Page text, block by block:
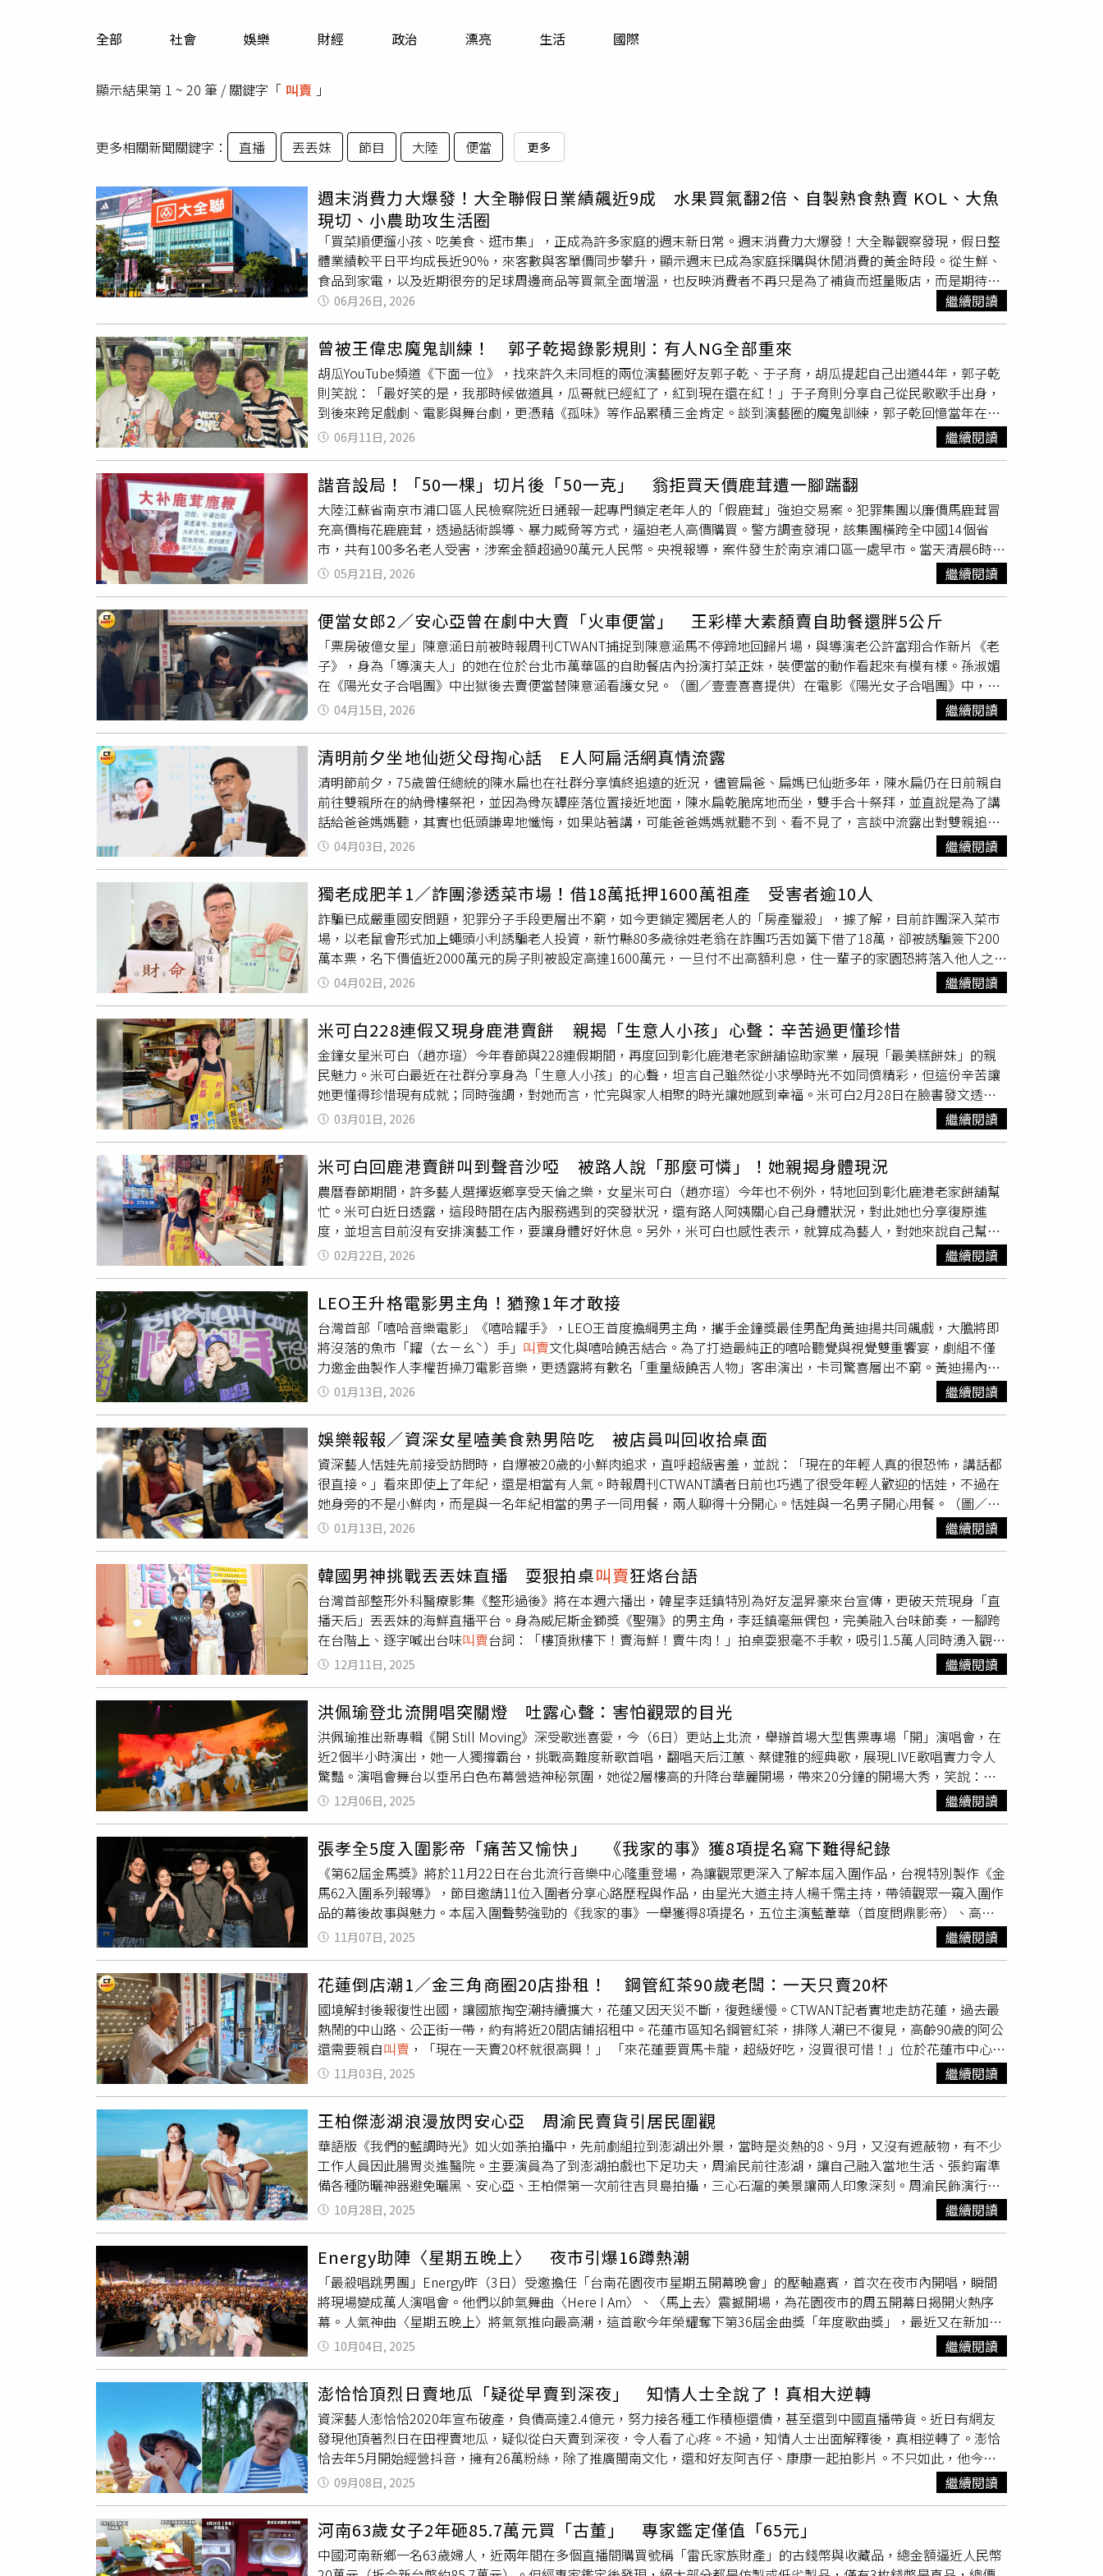
運勢
全部 社會 娛樂 財經 政治 漂亮 生活 國際
顯示結果第 1 ~ 20 筆 / 關鍵字「 叫賣 」
更多相關新聞關鍵字： 直播 丟丟妹 節目 大陸 便當 更多
週末消費力大爆發！大全聯假日業績飆近9成 水果買氣翻2倍、自製熟食熱賣 KOL、大魚
現切、小農助攻生活圈
「買菜順便遛小孩、吃美食、逛市集」，正成為許多家庭的週末新日常。週末消費力大爆發！大全聯觀察發現，假日整
體業績較平日平均成長近90%，來客數與客單價同步攀升，顯示週末已成為家庭採購與休閒消費的黃金時段。從生鮮、
食品到家電，以及近期很夯的足球周邊商品等買氣全面增溫，也反映消費者不再只是為了補貨而逛量販店，而是期待一
次滿足採買、美食、休閒與親子同樂等多元需求，帶動量販通路逐漸轉型成為家庭週末生活聚點。為滿足消費者對週末
休閒體驗的需求，大全聯內湖店本週末（6/27）特別規劃一系列豐富活動，邀請超人氣KOL擔任一日店長，並集結小農
市集、人氣品牌試吃試飲、鮪魚現切秀及手作DIY課程等內容，打造「好吃、好逛、好玩」的一站式體驗，讓民眾採買之
餘，也能與家人共享充滿樂趣的假日時光！人氣髮品「Hair Recipe髮的食譜」將在6.27下午2點大全聯內湖店2樓舉辦
「一日店長」見面會，邀請超人氣KOL「小昕甘」夫妻親臨現場。（圖片提供／全聯)粉絲快來朝聖！KOL「小昕甘」夫
妻6/27現身大全聯內湖店夏天不只替冰箱補貨，也是個人清潔與美髮保養品的採購旺季；大全聯觀察發現，近年消費者
對功能性、香氛及美容保養訴求產品接受度持續提升，帶動洗髮精、護髮品及個人清潔用品買氣成長。看好週末採購
潮，人氣髮品「Hair Recipe髮的食譜」特別推出系列優惠活動，並將在6/27下午2點大全聯內湖店2樓舉辦「一日店長」
見面會，邀請超人氣KOL「小昕甘」夫妻親臨現場，分享夏季秀髮保養秘訣與日常養護心得。活動當天除了能近距離與
偶像互動交流，還有機會獲得品牌限定好禮及拍立得合影，讓消費者在補貨之餘，也能把滿滿驚喜與美好回憶一起帶回
家。大全聯「Hair Recipe髮的食譜」多款人氣洗髮露同步優惠，79前特價329元，任選2件再折50元，輕鬆入手沙龍級
養護體驗。（圖片提供／全聯)囤貨就趁這波！「Hair Recipe髮的食譜」同步祭出超值優惠，旗下明星商品包含油性頭皮
愛用的「無花果白茶洗髮露」、打造自然水潤蓬鬆感的「柚子清茶洗髮露」、脆弱頭皮細軟髮首選「薑根清茶洗髮
露」，以及主打滋養修護的「玫瑰蜜香茶洗髮露」。系列四款洗髮露及潤髮乳在大全聯補貨最划算，7/9前特價329元，
單筆滿2件再折50元，換算下來單瓶只要304元。同時，7/9前購買「Hair Recipe髮的食譜」任一件，加購飲料、冰品現
折10元，加購蘋果現折30元，讓消費者用最親民價格享受沙龍級養護體驗。大全聯內湖店6.27推出生鮮互動活動，1樓
自上午11點至晚間7點舉辦小農市集，集結全台小農直送新鮮蔬果與特色農產。（圖片提供／全聯)水果買氣飆2倍 大魚
現切、小農市集吸人氣除了日用品，週末更是家庭採購生鮮食材的重要時段，大全聯觀察發現，水果、蔬菜、鮮魚及精
肉等生鮮品類在假日皆展現強勁成長力道，其中水果類假日業績達平日的2倍以上，成為最受歡迎的生鮮品項；蔬菜、
鮮魚及精肉買氣同步升溫，尤其量販通路特有的大包裝規格與一次購足優勢，更符合現代家庭週末集中採買需求。其中
精肉區大推商品因具備「吃多少拿多少」的選購特色，以及方便料理的優勢，成為不少消費者週末加菜的熱門選擇。看
準消費者對生鮮品質與採購體驗的重視，大全聯內湖店6/27特別規劃一系列生鮮互動活動。1樓自上午11點至晚間7點推
出小農市集，集結來自全台各地的小農蔬果及特色農產品，讓民眾能直接選購產地直送的新鮮食材；3樓生鮮區則安排
智利富士蘋果、台灣玉米筍及本草豬附皮五花肉塊等人氣商品試吃與優惠，讓消費者一次品嘗最新鮮的當季美味。此
外，下午2點3樓水產區更將上演吸睛的「大魚切割秀」，由專業師傅現場分切重達60斤的大鮪魚，近距離展現職人級刀
工與鮮魚處理技術。切割完成後還將接續進行限時喊拍叫賣，以超值價格推出當日現切鮮魚，不僅重現傳統魚市場熱鬧
氛圍，也讓消費者感受從產地到餐桌最直接、最新鮮的海味體驗！烤雞週末熱銷 熟食、烘焙、試吃成最強集客王除了生
鮮採購需求旺盛外，假日「外食替代」趨勢同樣帶動熟食與烘焙商品買氣攀升，量販自製熟食成為最強集客利器，其中
「紐奧良烤雞」穩居熟食人氣王，味噌燒肉、港式燒烤大雞腿、滷豬腳片及炸雞歡樂桶同樣深受消費者喜愛；自製烘焙
則以綜合甜麵包、葡式蛋塔、巴西燒烤麻糬、韓國麵包及家庭號長起酥蛋糕等商品最受青睞。配合週末消費熱潮，大全
聯內湖店3樓賣場6/27同步安排飲品、乳品、咖啡、葡萄酒、冷凍食品及冰品等多元試吃試飲活動，讓民眾邊逛邊吃、
體驗人氣商品魅力，也進一步感受量販通路「一次購足、立即享受」的消費體驗。大全聯內湖店6.27推出「蜂蠟造型香
氛蠟燭DIY」，上午11點至晚間6點開放報名，當日消費滿300元即可免費參加。（圖為過往活動紀錄，實際內容依現場
為準）（圖片提供／全聯)足球挑戰、手作DIY登場 親子週末放電新去處好吃、好買、好逛、更要好玩！搭上足球熱潮，
6/27大全聯內湖店2樓入口特別設置「足球爭霸戰」，民眾憑當日消費滿500元發票即可參加挑戰，有機會獲得大推好禮
（詳細活動辦法及參與資格請依現場公告內容為準），邀請大小朋友一起感受運動樂趣。喜愛手作體驗的消費者則不能
錯過人氣DIY課程，充滿香氣與儀式感的「蜂蠟造型香氛蠟燭DIY」，從揉塑造型到完成專屬作品，每個步驟都充滿創作
樂趣。6/27上午11點至晚間6點於1樓開放報名，當日消費滿300元還可免費參加，無論親子同樂、好友相約或個人體驗
都相當適合！大全聯持續深化社區型經營模式，除了提供豐富商品與餐飲選擇外，也透過小農市集、品牌體驗、手作課
程及各式主題活動，打造兼具購物、休閒與互動功能的社區生活中心，讓消費者每個週末都能在賣場找到屬於自己的生
活樂趣，也進一步帶動週末消費商機持續成長！
06月26日, 2026 繼續閱讀
曾被王偉忠魔鬼訓練！ 郭子乾揭錄影規則：有人NG全部重來
胡瓜YouTube頻道《下面一位》，找來許久未同框的兩位演藝圈好友郭子乾、于子育，胡瓜提起自己出道44年，郭子乾
則笑說：「最好笑的是，我那時候做道具，瓜哥就已經紅了，紅到現在還在紅！」于子育則分享自己從民歌歌手出身，
到後來跨足戲劇、電影與舞台劇，更憑藉《孤味》等作品累積三金肯定。談到演藝圈的魔鬼訓練，郭子乾回憶當年在王
偉忠麾下磨練的日子，只有一個鏡頭錄影，只要有人NG，全員重來。他笑說：「最好笑的是前面四個都演完，最後一個
NG，全部重來。」高壓環境下，也培養出如今深厚的表演底子。于子育也坦言，20年前演出《住左邊住右邊》時，自
己根本是NG王，甚至後來養成習慣，一出錯就先說對不起，結果有次明明不是她NG，還是下意識先道歉。而被封為模
仿天王的郭子乾，也分享自己踏上模仿之路的契機。他笑說，國中時聽老師模仿湖南口音，意外發現自己對聲音與語言
極具天分。後來進入五專，更把主任教官的訓話模仿得唯妙唯肖，從此開啟模仿人生。更重現經典夜市「殺蛇秀」，從
毒蛇介紹到誇張叫賣 台詞一氣呵成，數十年如一日的精準節奏與臨場感，讓胡瓜忍不住拍手叫絕：「一個麥克風就能招
攬生意，蛇湯也賣完了，真的太厲害！」除了聊天敘舊，三人也體驗綠野賽車，胡瓜邊開邊驚呼：「不好開耶！」郭子
乾則靠著機械背景快速掌握訣竅，于子育更展現俐落身手，倒車、過彎樣樣來。烤肉時間三位更上演廚房災難現場，于
子育坦承不會做菜，郭子乾只會泡麵，三人研究半天還搞不懂夾子怎麼打開，胡瓜忍不住吐槽：「這三個老人家在這邊
搞這個，像話嗎？」
06月11日, 2026 繼續閱讀
諧音設局！「50一棵」切片後「50一克」 翁拒買天價鹿茸遭一腳踹翻
大陸江蘇省南京市浦口區人民檢察院近日通報一起專門鎖定老年人的「假鹿茸」強迫交易案。犯罪集團以廉價馬鹿茸冒
充高價梅花鹿鹿茸，透過話術誤導、暴力威脅等方式，逼迫老人高價購買。警方調查發現，該集團橫跨全中國14個省
市，共有100多名老人受害，涉案金額超過90萬元人民幣。央視報導，案件發生於南京浦口區一處早市。當天清晨6時
許，一名男子在市場兜售鹿茸，宣稱具有「強腰壯腎」等功效。被害人周大爺聽聞後動心，對方稱「50塊錢一棵」，他
誤以為整根鹿茸只要50元，便決定購買。沒想到，攤販隨即將他帶往偏僻處切片，待切到一半時，卻突然拿出價目表，
改口稱是「50元一克」。周大爺表示，當下察覺不對勁想拒買，卻遭對方威脅毆打，甚至被一腳踹倒在地。依照「50元
一克」計算，一根鹿茸價格竟高達6000多元。由於擔心遭到報復，不少老人最後只能被迫返家拿錢，甚至直接被帶往銀
行提款。警方調查後發現，嫌犯販售的所謂「高級鹿茸」，其實並非昂貴的梅花鹿鹿茸，而是成本極低的馬鹿茸。檢方
指出，犯罪集團對外聲稱販售梅花鹿鹿茸，售價每克30至150元不等，但實際上進貨價格僅每克約1元。大陸江蘇省南京
市浦口區人民檢察院近日通報一起專門鎖定老年人的「假鹿茸」強迫交易案。（圖／翻攝自央視）辦案檢察官安媛媛表
示，嫌犯利用「一棵50元」與「一克50元」的諧音陷阱混淆視聽，再搭配假顧客在旁助攻，故意吹捧鹿茸功效，誘導老
人誤以為便宜划算。等到商品切片後，再突然改口計價，讓老人進退兩難。警方指出，犯罪集團通常3至4人一組行動，
由核心成員擔任攤主負責叫賣 與切貨，年長成員則假扮顧客幫忙砍價、營造搶購氣氛，新進成員則負責望風，一旦發現
警方或城管巡查便立即通風報信。辦案人員進一步追查後發現，南京落網的5名嫌犯背後，還隱藏一個遍布14省市、共
28人的大型犯罪集團。警方後續陸續在海南、河北、吉林等地逮捕其餘23名成員。檢方指出，部分嫌犯本身就有犯罪前
科，也有人是透過同鄉介紹或勞務市場招募加入，只因「聽說很好賺」便投入其中。南京市浦口區人民法院審理後認
定，主嫌欒某等人利用暴力與威脅方式，強迫老年人高價購買假鹿茸，已構成強迫交易罪。主嫌欒某遭判處有期徒刑5
年8個月，併科罰金19萬元人民幣，其餘27名被告則分別被判處4年至拘役5個月不等刑期，並處不同金額罰款。
05月21日, 2026 繼續閱讀
便當女郎2／安心亞曾在劇中大賣「火車便當」 王彩樺大素顏賣自助餐還胖5公斤
「票房破億女星」陳意涵日前被時報周刊CTWANT捕捉到陳意涵馬不停蹄地回歸片場，與導演老公許富翔合作新片《老
子》，身為「導演夫人」的她在位於台北市萬華區的自助餐店內扮演打菜正妹，裝便當的動作看起來有模有樣。孫淑媚
在《陽光女子合唱團》中出獄後去賣便當替陳意涵看護女兒。（圖／壹壹喜喜提供）在電影《陽光女子合唱團》中，孫
淑媚也曾出現過賣便當的橋段；劇情安排片中李惠貞（陳意涵飾）的好友阿珮（孫淑媚）跑去學校賣便當，等待惠貞那
個已被他人領養的女兒下課去買，女兒只覺得賣便當的阿姨總是會給最多料，畫面還很神祕地只拍到阿珮的背影，讓觀
眾誤以為是惠貞出獄之後去女兒學校賣便當，但其實是因為劇中陳意涵在獄中意外過世，孫淑媚想替好友多關照女兒。
安心亞曾在《火車來去》一劇中叫賣便當，模樣十分可愛。（圖／翻攝自安心亞IG）同為《陽光》一員的安心亞，去年
在《火車來去》一劇中，也曾飾演揹著飯盒箱登上月台叫賣的便當女郎，劇情還安排人高馬大身手矯健的她，突聞婦人
驚呼錢包被搶，奮勇力戰歹徒，見義勇為的精神贏得眾人稱讚。雖然與現代的便當女郎 叫賣的方式完全不同，但為戲宣
傳時她還特地現身台北車站，販售限定款鐵路便當，女神魅力讓她僅用10分鐘時間就將便當銷售一空，而說起對鐵路便
當的印象，安心亞也笑說「最愛吃香腸便當」。王彩樺為《恨女的逆襲》全素顏又增胖演出自助餐店老闆娘，相當敬
業。（圖／華映娛樂提供）王彩樺在電影《恨女的逆襲》中，飾演自助餐店的老闆娘，為貼近靠賣吃的來養家的母親角
色，愛美的她不但全素顏上陣，還刻意增胖了5公斤，犧牲頗大。她表示自己實際廚藝還真沒話講，家常菜絕對沒問
題，所以要演好一個自助餐店老闆娘的那些下廚動作，自然是熟練到沒有任何問題。她也透露開過餐廳做過廚師的老公
廚藝更好，連清冰箱的菜都很好吃。
04月15日, 2026 繼續閱讀
清明前夕坐地仙逝父母掏心話 E人阿扁活網真情流露
清明節前夕，75歲曾任總統的陳水扁也在社群分享慎終追遠的近況，儘管扁爸、扁媽已仙逝多年，陳水扁仍在日前親自
前往雙親所在的納骨樓祭祀，並因為骨灰罈座落位置接近地面，陳水扁乾脆席地而坐，雙手合十祭拜，並直說是為了講
話給爸爸媽媽聽，其實也低頭謙卑地懺悔，如果站著講，可能爸爸媽媽就聽不到、看不見了，言談中流露出對雙親追思
的情懷。陳水扁回顧，自己父母親百年後奉祀在台南市麻豆區1處公立納骨樓，其實這裡便是過去自己總統任內撥款補
助經費興建的，如今兜兜轉轉自家長輩也放這裡，希望清明節慎終追遠，大家能不忘本，建立祥和安寧的感恩社會。清
明節前夕前總統陳水扁低調前往台南麻豆一處納骨樓席地而坐與已仙逝的父母掏心話。（圖／翻攝自陳水扁Threads社
群）而返鄉到麻豆附近掃墓時，陳水扁也順勢到知名麻豆碗粿品嘗店家美食，進一步還被慫恿當「人形立牌」，陳水扁
叫賣起來是有模有樣，還直呼自己是「E人阿扁」，順道回顧70年前這間碗粿就落腳麻豆中央市場，目前兜兜轉轉來到
第四代，第五代兒子接班倒數，跨世紀的美味，陳水扁也直讚。其實陳水扁近期相當活躍於網路社群，對各方網友留言
都親自瀏覽，也不時回顧歷史趣聞，像近期一部短影音便自爆自己是「生活白痴」，但公餘仍是努力做了些家事，只是
像曬衣服等作法與夫人吳淑珍不同老挨罵。更有甚者，40多年前一次泡牛奶給女兒陳幸妤喝時，牛奶異常冒泡自己完全
不覺有異，直到吳淑珍檢查才驚覺那根本是「洗衣粉」，直搖頭吐槽陳水扁「當人老爸當到孩子差點要去洗腸」，影片
一出也引起網友發噱。前總統陳水扁（中）用心經營網域獲得不少網路使用者直呼親民。（圖／CTWant攝影組）
04月03日, 2026 繼續閱讀
獨老成肥羊1／詐團滲透菜市場！借18萬抵押1600萬祖產 受害者逾10人
詐騙已成嚴重國安問題，犯罪分子手段更層出不窮，如今更鎖定獨居老人的「房產獵殺」，據了解，目前詐團深入菜市
場，以老鼠會形式加上蠅頭小利誘騙老人投資，新竹縣80多歲徐姓老翁在詐團巧舌如簧下借了18萬，卻被誘騙簽下200
萬本票，名下價值近2000萬元的房子則被設定高達1600萬元，一旦付不出高額利息，住一輩子的家園恐將落入他人之
手。詐騙集團深入竹北菜市場，將下手目標鎖定獨居、不使用手機的長輩，以老鼠會形式吸引老人上當。（示意圖／報
系資料照）據了解，徐姓老翁平時與妻子同住，其兒女都在外地打拚，他退休後守著一棟位於竹北市、約50年房齡的透
天厝，夫妻倆生活單純、作息規律，平時最大的愛好便是到菜市場挑選雞鴨魚肉、果菜時蔬，與小販和鄰居聊聊家常，
在叫賣聲中感受樸實的熱鬧喧囂，卻害他們成為詐騙集團的目標。新竹縣議員朱健銘辦公室近日接獲「假放貸真奪產」
陳情，主任劉志枰更發現受害者超過10人。（圖／本刊資料照）新竹縣議員朱健銘辦公室主任劉志枰透露，在警方不斷
反詐宣導下，詐團發現線上詐騙「不好賺」，竟將矛頭鎖定沒有手機、不用網路的獨居老人們，深入菜市場取得長輩信
任，甚至以蠅頭小利吸引婆婆媽媽成為詐團樁腳，儼然已成為另類老鼠會。徐姓老翁日前在菜市場透過「熱心人士」介
紹，參加了一個宣稱能「小額獲利」的投資團體，老翁原先不感興趣，但在中間人不斷鼓吹下，老翁這才參加所謂的投
資「課程」，詐團成員則為其不斷畫餅，更編織「多留點錢，後代才能過好日子」、「幫孫子孫女買房」的美夢，老翁
為了兒孫著想，最終決定借款18萬元投資。這18萬元並不是詐團的目標，徐姓老翁在半哄半騙簽了高達200萬元的本
票，老翁起初對此金額存疑，但詐團對其軟硬兼施、連哄帶騙，揚言這只是程序問題，老翁只需還18萬元，並對其名下
的竹北老透天厝進行抵押設定。而詐騙集團深諳法律漏洞，為了讓抵押設定生效，先是對老人家進行洗腦與劇本演練，
再將他帶往地政事務所，讓徐姓老翁親口對人員承認「確實有這借貸關係」，債務因而成立，徐姓老翁的祖產更瞬間被
設定了1600萬元的抵押權，僅為了換取那18萬元的現金。老翁借款後才發現利息高達10分，相當於月息30%，且每10
天就必須還一次，老翁被雪球般的重利壓的喘不過氣，只能驚恐地向女兒求助，全案這才曝光。劉志枰透露，目前竹北
市場周邊已有十多名老人家遭遇類似手法，被設定的金額都極其荒唐，且借款方並非當舖或錢莊，而是名下沒有背景或
公司的普通人，顯見這是有組織、有預謀的集團犯罪，利用老人家資訊落差騙走長輩賴以維生的家園，目前受害者家屬
已委任律師，對呂姓放款人提起背信與詐欺告訴，希望能將不法分子繩之以法。
04月02日, 2026 繼續閱讀
米可白228連假又現身鹿港賣餅 親揭「生意人小孩」心聲：辛苦過更懂珍惜
金鐘女星米可白（趙亦瑄）今年春節與228連假期間，再度回到彰化鹿港老家餅舖協助家業，展現「最美糕餅妹」的親
民魅力。米可白最近在社群分享身為「生意人小孩」的心聲，坦言自己雖然從小求學時光不如同儕精彩，但這份辛苦讓
她更懂得珍惜現有成就；同時強調，對她而言，忙完與家人相聚的時光讓她感到幸福。米可白2月28日在臉書發文透
露，自己從國、高中時期開始幫忙顧店賣餅，因此還有被網友稱作「糕餅妹」，當時鹿港觀光客不如現在多，生意平
平，而她為減輕家裡開銷，假日還會去打工，曾賣過繡花鞋、雞腳凍和蓮心冰等，但她始終甘之如飴。縱使自己的求學
切」。米可白也說，當生意人的孩子確實辛苦，過年與假日幾乎沒有個人生活，但每天忙碌後能與家人坐下來吃頓飯，
那種平淡的相聚便是最大的幸福。她也表示，正因為經歷過這段歲月，才學會與愛的人好好在一起。其實春節期間，米
可白回老家餅舖幫忙也遇到不少令她啼笑皆非的趣事。米可白因不久前剛完成鼻息肉切除手術，鼻頭略顯紅腫，竟被熱
情長輩誤以為去做了「隆鼻手術」，嚇得她趕緊澄清是「原裝」並非動工，僅是處理醫療問題。此外，也有高齡70歲的
路人阿姨看米可白
到聲音沙啞，心疼直呼「怎麼那麼可憐」，這種來自陌生人的關懷讓她倍感溫馨。除此之外，米
可白也有特別說明身體復原進度，近期因忙碌出現耳鳴現象，應為術後加上過度疲勞所致，待年後會再尋求醫師專業建
議。而米可白接受鼻息肉切除手術後目前處於恢復期，尚未接演新的戲劇作品，證實自己正處於休養階段，向粉絲承諾
會先養好身體，再以最佳狀態回歸螢光幕前。
03月01日, 2026 繼續閱讀
米可白回鹿港賣餅叫到聲音沙啞 被路人說「那麼可憐」！她親揭身體現況
農曆春節期間，許多藝人選擇返鄉享受天倫之樂，女星米可白（趙亦瑄）今年也不例外，特地回到彰化鹿港老家餅舖幫
忙。米可白近日透露，這段時間在店內服務遇到的突發狀況，還有路人阿姨關心自己身體狀況，對此她也分享復原進
度，並坦言目前沒有安排演藝工作，要讓身體好好休息。另外，米可白也感性表示，就算成為藝人，對她來說自己幫忙
家裡的角色始終不會變。米可白今日透過臉書發文，分享在店裡發生的有趣事情，有熱情長輩誤以為她去做了「隆鼻手
術」，讓她趕緊澄清這鼻子是「原裝」並未動工，她是動手術處理鼻息肉問題。此外，也有高齡70歲的路人阿姨看米可
到聲音沙啞，心疼直呼「怎麼那麼可憐」，陌生人的關心，讓她感受到濃濃的人情味與溫暖。而米可白也感性表
示，自己即便已是家喻戶曉的影視女星，對於家業的付出始終如一。米可白提到，家裡從她國小四年級做家庭代工時
期，就開始幫忙揉麵團，到她國中家裡正式在鹿港開店，這份責任感便延續至今。對於米可白而言，明星光環外，自己
永遠是那個想為媽媽分擔辛苦的女兒，「米可白」只是一個名字，守護家人的初衷從未改變；她也感動表示，看到許多
粉絲從花蓮、屏東等遠地特意前來鹿港支持，內心既驚訝又充滿謝意。至於外界最關心的身體狀況，米可白特別說明，
耳鳴現象應是術後加上過度疲勞所致，待年後會再尋求醫師專業建議。為了落實食品衛生，加上呼吸道尚在復原，她在
店內幫忙時會全程佩戴口罩，無法隨意摘下合影，也請粉絲見諒。而米可白在今年2月初剛完成鼻息肉切除手術，目前
仍處於恢復期，尚未接演新的戲劇作品，正處於休養階段，承諾會先養好身體，再以最佳狀態回歸螢光幕前。
02月22日, 2026 繼續閱讀
LEO王升格電影男主角！猶豫1年才敢接
台灣首部「嘻哈音樂電影」《嘻哈糶手》，LEO王首度擔綱男主角，攜手金鐘獎最佳男配角黃迪揚共同飆戲，大膽將即
將沒落的魚市「糶（ㄊㄧㄠˋ）手」 叫賣文化與嘻哈饒舌結合。為了打造最純正的嘻哈聽覺與視覺雙重饗宴，劇組不僅
力邀金曲製作人李權哲操刀電影音樂，更透露將有數名「重量級饒舌人物」客串演出，卡司驚喜層出不窮。黃迪揚內心
深處有著「饒舌魂」，高中時就是MC HotDog（熱狗）的粉絲，曾為了校慶演出苦練饒舌、自己填詞並下載Beat創作，
「那時候不會唱歌，就學熱狗寫有押韻的歌詞，還去別校演出，很嗨很好玩！」黃迪揚笑說，兩三年前看到金馬創投出
手？」因此收到劇組邀約時，黃迪揚不僅立刻答應，甚至在第一次與導演面談就把印章帶到現場，隨時準備簽約，深怕
錯失機會，但揭曉角色之後，他笑說：「沒想到我演的是『嘻哈歌手的好朋友』，但勉強也有跟嘻哈沾上一點邊啦！」
首度擔任電影男主角的LEO王，在片中飾演剛出獄的失意饒舌歌手吳志榮，從台北來到偏鄉漁港投靠老友傻光（黃迪揚
飾）。LEO王坦言，跨界演戲對他而言是一大挑戰：「一開始真的沒什麼自信，猶豫了快一年。」除了導演與好友的鼓
勵外，製作公司英傑哆影業也特別安排預先試拍，跟大家一起排戲。與黃迪揚之間自然生成的即興反應，讓他逐漸感受
到表演的魅力與挑戰，「那種不照本宣科、必須當下反應的狀態，很刺激，也很好玩。」也讓他放下擔憂，決定放手一
搏，全心投入角色。作為台灣第一部以嘻哈文化為核心的電影，許智彥導演將視角對準了漁港的靈魂人物「糶手」。糶
手是傳統漁市中，負責快速喊價、拍賣的靈魂人物，此起彼落的快嘴節奏，與嘻哈音樂中強調押韻、節奏感與表達自我
的饒舌有著異曲同工之妙。許智彥感性分享，他心目中的嘻哈電影並非只是街頭痞子印象，「嘻哈仔其實跟一般人一
樣，只是用不同的方式表達情感。」電影核心精神定調為「放棄才真的輸了」，希望傳達「壞經驗也能成為好經驗」的
正面價值，引領觀眾在混亂的生活中尋找真實的自我。《嘻哈糶手》劇情講述吳志榮（LEO王 飾）來到漁港，與多年不
見的老友、也是單親爸爸的傻光（黃迪揚 飾）重聚。吳志榮的特立獨行，意外吸引了傻光正值叛逆期的女兒Fish（戴雅
芝 飾），讓她從班上的邊緣人，一路變身為在合唱團比賽中大放異彩的主唱。這對身分迥異的「老友」與「父女」，在
家庭代溝、社會偏見與自我認同的衝突中，將透過嘻哈文化重新尋找連結，交織出一場有笑有淚的成長冒險。《嘻哈糶
手》卡司陣容備受矚目。左起黃迪揚、戴雅芝、李鈺婕、袁子芸、LEO王。（圖／英傑哆影業股份有限公司提供）
01月13日, 2026 繼續閱讀
娛樂報報／資深女星嗑美食熟男陪吃 被店員叫回收拾桌面
資深藝人恬娃先前接受訪問時，自爆被20歲的小鮮肉追求，直呼超級害羞，並說：「現在的年輕人真的很恐怖，講話都
很直接。」看來即使上了年紀，還是相當有人氣。時報周刊CTWANT讀者日前也巧遇了很受年輕人歡迎的恬娃，不過在
她身旁的不是小鮮肉，而是與一名年紀相當的男子一同用餐，兩人聊得十分開心。恬娃與一名男子開心用餐。（圖／讀
者提供）去年12月26日，本刊讀者在台北市松山區百貨公司的美食街遇到恬娃，只見她維持招牌造型，將眼鏡放在頭
上，讓人一眼就注意到她，而她與一同用餐的男子聊得起勁，食物吃完了還拿出一疊資料，看起來像是在討論什麼重要
的事情。到了終於要離開時，兩人或許沒注意到該餐廳要自行將餐具拿到回收區，拿起包包就要走人，店員見狀立刻提
醒，他們才又走回店內收拾。2022年恬娃曾客串賈靜雯主演的《媽，別鬧了！》，在殺青時她還感動落淚。（圖／翻攝
自恬娃臉書）恬娃平時活躍於社群網站，時常分享日常生活，她曾經營「恬娃歌坊」，但才短短2個月就宣布退出經營
權，也做過遊覽車叫賣生意，並在后里休息站唱秀場。恬娃在2022年曾客串比莉、賈靜雯、柯佳嬿等人主演的《媽，別
鬧了！》，她在錄製殺青感言時感動落淚，稱老藝人演出的機會很少，非常感謝年輕人能給她機會。與工作經歷一樣，
恬娃的感情生活也很精彩，與結婚16年的前夫育有一女，更自爆當過小三，元配也知道她的存在，而且男方會給生活
費，讓她的日子過得十分快樂。恬娃也在受訪時提到理想型，稱自己喜歡經濟獨立的男人，若對方是高富帥又有能力，
她也很樂意當小鳥依人的小女人。
01月13日, 2026 繼續閱讀
韓國男神挑戰丟丟妹直播 耍狠拍桌叫賣狂烙台語
台灣首部整形外科醫療影集《整形過後》將在本週六播出，韓星李廷鎮特別為好友温昇豪來台宣傳，更破天荒現身「直
播天后」丟丟妹的海鮮直播平台。身為威尼斯金獅獎《聖殤》的男主角，李廷鎮毫無偶包，完美融入台味節奏，一腳跨
在台階上、逐字喊出台味叫賣台詞：「樓頂揪樓下！賣海鮮！賣牛肉！」拍桌耍狠毫不手軟，吸引1.5萬人同時湧入觀
看。直播開場丟丟妹就火力全開，得知温昇豪與李廷鎮在《整形過後》中飾演整外醫師，她竟大膽公開自己懷孕時期的
全身照，請兩位判斷她「是否有整形」。變化過大的照片讓李廷鎮驚呼：「妳真的做得很完美欸！」結果丟丟妹立刻澄
清：「我完全原裝！」更驚爆從92公斤產後一個月就甩肉成功，瘦了40公斤，讓温昇豪震驚直喊：「太誇張了吧！」丟
丟妹索性現場諮詢兩位劇中的專業醫師「如果要做，可以怎麼調整」，李廷鎮建議：「從肉毒、雷射開始，皮膚彈性會
更好。」讓丟丟妹笑喊：「今天真的是上了一課！」温昇豪帶李廷鎮到捷運站朝聖宣傳海報。（圖／六魚文創提供）兩
位男神更在直播中化身「型男大主廚」，李廷鎮示範韓式海鮮拉麵，先用鮮蝦、蛤蜊煮高湯，再加入兩包泡麵，堅持滾
煮4分鐘是靈魂關鍵，最終撒上蔥花香氣四溢，丟丟妹一口喝湯大讚：「太鮮甜了吧！」還要求翻譯立刻轉告李廷鎮
「好吃！」不甘示弱的温昇豪則端出台式海鮮粥，以俐落切菜手勢震撼直播間，加入鮮蝦與蛤蠣煮出濃郁湯底，最後
「油蔥酥」收尾驚豔全場，連李廷鎮吃完都點頭：「這超適合當下酒菜！」李廷鎮表示這是他首次體驗台灣直播，現場
近距離觀看台式 叫賣讓他目瞪口呆，「雖然之前在韓國上過購物台直播節目，但這完全不同，覺得很有趣，今天的反應
也讓人驚喜。」至於選擇端出韓式海鮮拉麵對決原因無他，「想讓觀眾看到簡單又能上手的料理，又有韓國風味，那就
非韓式海鮮泡麵莫屬了。」此外，《整形過後》包下台北七大捷運站看板，温昇豪也特別攜李廷鎮朝聖，在李廷鎮個人
海報前打卡合影，留下值得紀念的一刻。
12月11日, 2025 繼續閱讀
洪佩瑜登北流開唱突關燈 吐露心聲：害怕觀眾的目光
洪佩瑜推出新專輯《開 Still Moving》深受歌迷喜愛，今（6日）更站上北流，舉辦首場大型售票專場「開」演唱會，在
近2個半小時演出，她一人獨撐霸台，挑戰高難度新歌首唱，翻唱天后江蕙、蔡健雅的經典歌，展現LIVE歌唱實力令人
驚豔。演唱會舞台以垂吊白色布幕營造神秘氛圍，她從2層樓高的升降台華麗開場，帶來20分鐘的開場大秀，笑說：
「一直很好奇結束這四首歌的當下感受會是什麼，現在終於知道了！唱完好像要喘了一分鐘。」有別於「開」場重音節
拍，氣氛一轉，洪佩瑜邀請全場進行「關」燈儀式，從舞台上到觀眾席，甚至各個角落全都漆黑一片。這無光演出橋段
劇與舞團的演出，一直以來都是洪佩瑜未放棄、也一直在投入的工作，〈一哄而散〉時把舞台劇換場橋段搬上演唱會舞
台，她當場換裝成漫步四季唱盤裙，緊接拿麥開唱，宛如芭比與舞者歡樂共舞像是進行一場慶典。洪佩瑜不僅唱新歌，
也翻唱許多經典歌曲。（圖／KKLIVE x何樂音樂提供）來自高雄，離鄉北上打拚的洪佩瑜，特別用歌聲獻給最愛的家，
將榮獲金馬獎最佳原創歌曲〈同款〉送給同是從事理髮師的媽媽，並以台語歌后江蕙〈落雨聲〉傳遞思鄉之情、〈她
者〉唱出她身爲女性得面對的課題。全場敲碗的成名曲〈踮起腳尖愛〉，洪佩瑜換上第三套造型，訴說每當跑馬拉松時
〈明室〉前，洪佩瑜感性告白：「來到現在這刻，我其實怎麼想都還是覺得不可思議！我一直都不去想像要成爲什麼樣
的人或是去哪裡，但持續表演這件事，教我打開想像力，也帶我去了很遠很美的地方，遇見不同的人。」在各式創意安
可聲中，洪佩瑜演唱〈這條小魚在乎〉，她笑稱：「櫻花鉤吻鮭回游了！」化身成銷售小姐，推出周邊商品熱情叫賣超
逗趣。
12月06日, 2025 繼續閱讀
張孝全5度入圍影帝「痛苦又愉快」 《我家的事》獲8項提名寫下難得紀錄
《第62屆金馬獎》將於11月22日在台北流行音樂中心隆重登場，為讓觀眾更深入了解本屆入圍作品，台視特別製作《金
馬62入圍系列報導》，節目邀請11位入圍者分享心路歷程與作品，由星光大道主持人楊千霈主持，帶領觀眾一窺入圍作
品的幕後故事與魅力。本屆入圍聲勢強勁的《我家的事》一舉獲得8項提名，五位主演藍葦華（首度問鼎影帝）、高伊
玲（角逐影后）、姚淳耀、曾敬驊（雙雙入圍最佳男配角）以及黃珮琪全數入圍，寫下難得紀錄。藍葦華回憶入圍當下
正在拍戲，開心到哭不出來；高伊玲則認為角色的倔強與自己相似，但心疼她為家庭放下自尊。姚淳耀坦言過去覺得金
馬遙遠，曾敬驊則希望觀眾能從角色中看見自己家裡的影子。將代表台灣角逐2026奧斯卡的《左撇子女孩》入圍9項大
獎，首次入圍的黃鐙輝笑稱自己在家就是夜市攤販「強尼」的角色，更為戲苦練 叫賣；年僅9歲的葉子綺得知入圍「最
佳女配角」興奮直呼可以走紅毯了！她為戲堅持所有事都用左手完成。張孝全以《深度安靜》第五度問鼎金馬影帝。
（圖／台視提供）張孝全以《深度安靜》第五度問鼎金馬影帝，在片中他飾演內斂深沉的「諭明」，他形容詮釋過程是
「痛苦又愉快」的經驗，並認為與第四度合作的林依晨有足夠默契。影壇新星也大放異彩：牧森為《進行曲》苦練小
號；林怡婷為《恨女的逆襲》展開半年魔鬼拳擊訓練，坦言文戲更具挑戰；首次演出長片的劉敬憑《失明》獲讚表演
「光彩奪目」，他透露在片場直稱林依晨「媽媽」，以自然互動完成細膩對手戲。更多精彩內容，請鎖定11月8日及11
月15日下午5點30分於台視播出的《金馬62入圍系列報導》。
11月07日, 2025 繼續閱讀
花蓮倒店潮1／金三角商圈20店掛租！ 鋼管紅茶90歲老闆：一天只賣20杯
國境解封後報復性出國，讓國旅掏空潮持續擴大，花蓮又因天災不斷，復甦緩慢。CTWANT記者實地走訪花蓮，過去最
熱鬧的中山路、公正街一帶，約有將近20間店鋪招租中。花蓮市區知名鋼管紅茶，排隊人潮已不復見，高齡90歲的阿公
還需要親自叫賣 ，「現在一天賣20杯就很高興！」 「來花蓮要買馬卡龍，超級好吃，沒買很可惜！」位於花蓮市中心中
山路、公正街轉角的鋼管紅茶，除了紅茶、花生湯，還有販售小西點，過去是花蓮排隊美食之一，如今老老闆需要親自
，一群年輕人點了紅茶熱情回應，「等我發薪水時，下次來把這邊都包下來。」 花蓮市區中山、中正、中華路被在
地人稱「金三角商圈」，其中最具代表性的就是中山路與公正街口，過去有鋼管紅茶、公正包子、周家蒸餃3家花蓮美
食鼎立，每到假日總有長長人龍排隊，旁邊店鋪也因龐大人流受惠，堪稱花蓮最精華地段。公正街過去因有公正包子、
周家蒸餃、鋼管紅茶等美食，龐大人流旁邊店家也受惠，如今店家開門稀稀落落，街道也冷冷清清。（圖／林榮芳
攝） 只可惜，CTWANT記者於10月中旬走訪，繁華景象已不再。金三角商圈中山路上，短短200公尺，就有10家店舖招
租中。記者比照Google Map 2023年6月街景，歇業的店家有迷克夏、品牌服飾à la sha、源士林粥品，以及10月3日才
剛結束營業的CAMA CAFE。 從公正街延伸大禹街兩側，過去開有不少服飾店，如今也有8家招租中，人潮稀稀落落，整
體是相當冷清。根據交通部觀光署統計，今年前7個月台灣出境旅遊人數高達1087萬人次，入境旅客僅435萬人次，拉響
國旅人口流失警訊。（圖／報系資料庫） 2023年11月，公正包子搬家，隔年4月，花蓮經歷地震，多處房屋受損，觀光
雪崩式下滑，中山路、公正街口，已不如以往熱鬧。鋼管紅茶甚至連一盞燈都沒開，也沒有人排隊，要不是因老老闆
賣 ，還不知道有營業。 「這裡以前是花蓮的西門町，最熱鬧的地方，從去年地震後都變了，人都不敢來，整條街沒有
人，現在變成最沒落，鐵門都拉下來。」鋼管紅茶老老闆表示，「以前假日一天可以賣到1000杯，過年2000杯，現在賣
20杯就很高興，差太多了！」 金三角商圈過去是花蓮市區最熱鬧、逛街吃飯的地方，鋼管紅茶阿公稱這裡是「花蓮的
西門町」，但現在許多店舖都關門歇業，掛上招租廣告。（圖／林榮芳攝） 鋼管紅茶之所以用鋼管，除了從2樓傳送到1
樓，打開水龍頭即可裝飲料外，鋼管還有分內管及外管，利用外管不斷循環的冰水，冰鎮內管中的飲料。只可惜，生意
不好，4支頂台柱鋼管，也只好提早退休。 老老闆拿出冰箱裡的紅茶打包給客人，一旁來光顧的遊客好奇詢問，「現在
不用鋼管漏了？」老老闆無奈表示，鋼管運轉需要電，現在一天只賣20杯，只賺800元，連電費都付不起。因為房子是
自己的，才有辦法繼續站在這，再賣個幾杯，「我開店50年，今年已經90歲了，我報到就沒有了，就打烊了！」
11月03日, 2025 繼續閱讀
王柏傑澎湖浪漫放閃安心亞 周渝民賣貨引居民圍觀
華語版《我們的藍調時光》如火如荼拍攝中，先前劇組拉到澎湖出外景，當時是炎熱的8、9月，又沒有遮蔽物，有不少
工作人員因此腸胃炎進醫院。主要演員為了到澎湖拍戲也下足功夫，周渝民前往澎湖，讓自己融入當地生活、張鈞甯準
備各種防曬神器避免曬黑、安心亞、王柏傑第一次前往吉貝島拍攝，三心石滬的美景讓兩人印象深刻。周渝民飾演行動
雜貨車老闆。（圖／米神國際提供）周渝民在劇中是行動雜貨車老闆，開著車四處
，總製作人柴智屏提到，周渝民
想要了解一下澎湖的氛圍，提前一周前往澎湖，到處走走逛逛，觀察當地居民的生活，讓自己融入成為澎湖人。美術組
賣貨廣播響起，竟然有居民信以為真，走上前問：「老闆，這個篩子多少錢？」張鈞甯為了到澎湖拍戲備妥各種防曬用
品。（圖／米神國際提供）澎湖的太陽太熱情，張鈞甯出發前就準備了各種不同的防曬帽子、口罩，還有防曬外套和防
曬傘，她說：「澎湖的太陽一接觸會有種侵蝕皮膚的灼熱感，是我遇過最烈且最熱情的。」張鈞甯也提到澎湖人熱情又
海派，「不知道是不是因為離海很近，有一種更寬闊、更愜意的感覺。」12、13年前張鈞甯的家人曾在澎湖買了一個貝
殼口哨給她，這次她在澎湖拍攝收到一個一模一樣的，覺得很窩心。安心亞一到澎湖發現自己的辨識度變高，笑說：
「應該是全澎湖人都知道我們來這裡拍戲，大家都很熱情。」她最開心的是在澎湖可以看到海，非常療癒，更重要的是
可以吃到好吃的海鮮。王柏傑提到澎湖太陽非常大，他不需要特別去曬就可以維持劇中角色的膚色，「每個人在這裡都
會變得很chill，可能受到當地人的影響，雖然拍戲很緊湊，但看到風景自然而然就會放鬆。」此外，安心亞、王柏傑在
澎湖有一個重要任務，就是要談戀愛放閃，兩人去了吉貝島拍攝，安心亞是第一次去吉貝島，「三心石滬真的好美，漲
潮和退潮是不同的美貌，很驚喜。」吉貝島沒有遮蔽物，又是大中午拍攝，王柏傑心想「完蛋，一定會大飆汗」，還好
陣陣海風吹來很舒服，讓他安全度過。
10月28日, 2025 繼續閱讀
Energy助陣〈星期五晚上〉 夜市引爆16蹲熱潮
「最殺唱跳男團」Energy昨（3日）受邀擔任「台南花園夜市星期五開幕晚會」的壓軸嘉賓，首次在夜市內開唱，瞬間
將現場變成萬人演唱會。他們以帥氣舞曲〈Here I Am〉、〈馬上去〉震撼開場，為花園夜市的周五開幕日揭開火熱序
幕。人氣神曲〈星期五晚上〉將氣氛推向最高潮，這首歌今年榮耀奪下第36屆金曲獎「年度歌曲獎」，最近又在新加坡
《YES 933潮流音樂盛典 2025》拿下年度歌曲及年度歌手獎，再添金曲榮耀。阿弟更即興改編歌詞「反正要吃宵夜，要
去花園夜市」，讓夜市秒變專屬派對，舞台前聚集許多小朋友一起大跳16蹲，讓這場特別的演出成為夜市難忘回憶。
Energy演唱〈微笑先生〉時邀請歌迷上台大跳「微笑舞」，寵粉無極限。（圖／相信音樂提供）演出中，Energy演唱
〈微笑先生〉時邀請歌迷上台大跳「微笑舞」，寵粉無極限。身為台南人的Toro表示已來過夜市許多次，笑說現在星期
五晚上都能來了；愛吃美食的書偉也直讚：「台南的美食總是不會讓人失望。」適逢花園夜市20周年慶，除了周五加碼
營運外，還有「付200換300」活動。最後，Toro化身「叫賣哥」催票，宣布《ALL IN全面進擊》演唱會明年2026年1月
10日台北小巨蛋場次已售罄，1月11日還有最後一點點票。此外，Energy 也將在11月28日深圳、11月30日成都舉行
《馬上去》演唱會，將最強能量帶給每個城市。
10月04日, 2025 繼續閱讀
澎恰恰頂烈日賣地瓜「疑從早賣到深夜」 知情人士全說了！真相大逆轉
資深藝人澎恰恰2020年宣布破產，負債高達2.4億元，努力接各種工作積極還債，甚至還到中國直播帶貨。近日有網友
發現他頂著烈日在田裡賣地瓜，疑似從白天賣到深夜，令人看了心疼。不過，知情人士出面解釋後，真相逆轉了。澎恰
恰去年5月開始經營抖音，擁有26萬粉絲，除了推廣閩南文化，還和好友阿吉仔、康康一起拍影片。不只如此，他今年7
月還現身農田推銷地瓜，尤其從早
到深夜，讓不少網友看了十分不捨。對此，知情人士告訴《鏡週刊》，澎恰恰直
播賣地瓜1天有2場，1次直播2小時，白天、晚上各1場。由於直播是在地瓜田，但對年近70歲的他來說，頂著太陽站在
田裡講上數小時，也是很耗費體力的。據了解，澎恰恰的直播內容會隨季節和產品而變化，目前正值地瓜產季，才會專
門賣地瓜。其實，他過去也曾直播賣雞蛋、農特產等不同商品，內容五花八門，只求吸引觀眾下單，藉此加快還債速
度。澎恰恰近幾年靠主持《超級夜總會》、接商演、演講以及直播帶貨四處奔走還債。知情人士表示：「只要有工作機
09月08日, 2025 繼續閱讀
河南63歲女子2年砸85.7萬元買「古董」 專家鑑定僅值「65元」
中國河南新鄉一名63歲婦人，近兩年間在多個直播間購買號稱「雷氏家族財產」的古錢幣與收藏品，總金額逼近人民幣